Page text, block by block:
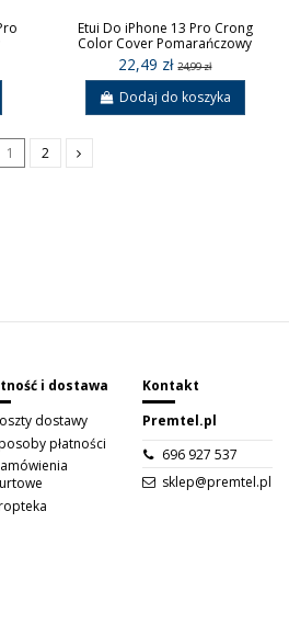
Etui Do iPhone 13 Pro Crong
Color Cover Pomarańczowy
22,49 zł24,99 zł
Dodaj do koszyka
1 2
i dostawa
dostawy
płatności
Kontakt
Premtel.pl
696 927 537
sklep@premtel.pl